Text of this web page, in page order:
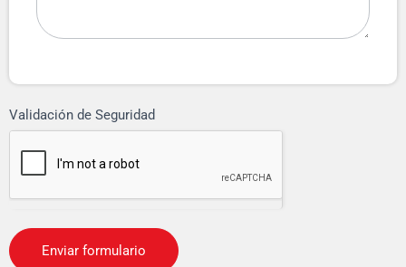
Validación de Seguridad